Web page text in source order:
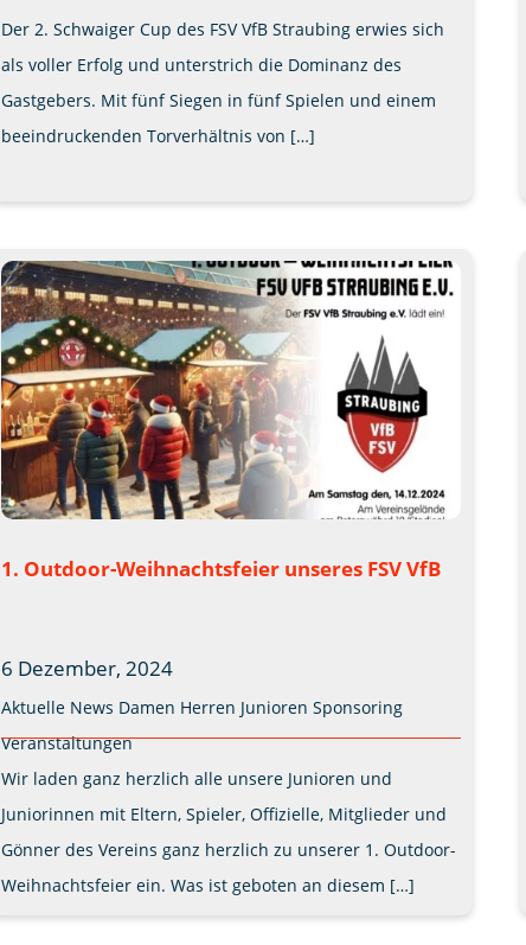
Der 2. Schwaiger Cup des FSV VfB Straubing erwies sich
als voller Erfolg und unterstrich die Dominanz des
Gastgebers. Mit fünf Siegen in fünf Spielen und einem
beeindruckenden Torverhältnis von […]
1. Outdoor-Weihnachtsfeier unseres FSV VfB
6 Dezember, 2024
Aktuelle News Damen Herren Junioren Sponsoring
Veranstaltungen
Wir laden ganz herzlich alle unsere Junioren und
Juniorinnen mit Eltern, Spieler, Offizielle, Mitglieder und
Gönner des Vereins ganz herzlich zu unserer 1. Outdoor-
Weihnachtsfeier ein. Was ist geboten an diesem […]